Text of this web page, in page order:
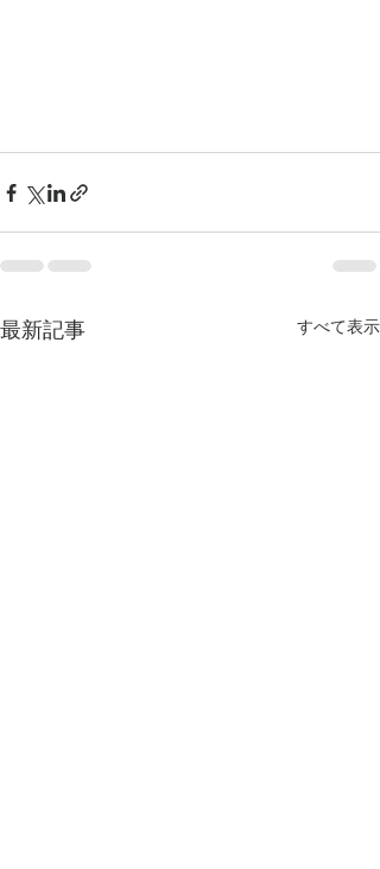
最新記事 すべて表示